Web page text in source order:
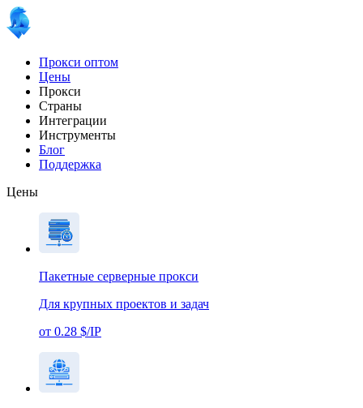
Прокси оптом
Цены
Прокси
Страны
Интеграции
Инструменты
Блог
Поддержка
Цены
Пакетные серверные прокси
Для крупных проектов и задач
от 0.28 $/IP